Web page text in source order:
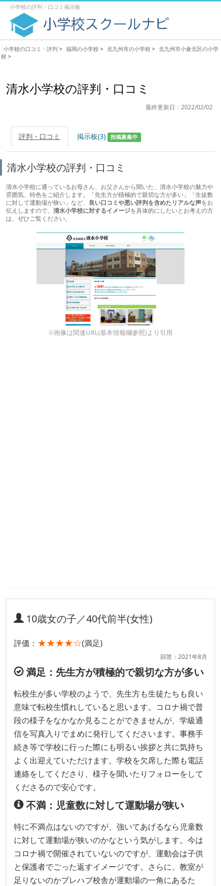
小学校の評判・口コミ掲示板
小学校の口コミ・評判 > 福岡の小学校 > 北九州市の小学校 > 北九州市小倉北区の小学
校 >
清水小学校の評判・口コミ
最終更新日：2022/02/02
評判・口コミ 掲示板(3) 投稿募集中
清水小学校の評判・口コミ
清水小学校に通っているお母さん、お父さんから聞いた、清水小学校の魅力や
雰囲気、特色をご紹介します。「先生方が積極的で親切な方が多い」「生徒数
に対して運動場が狭い」など、
良い口コミや悪い評判を含めたリアルな声をお
伝えしますので、 清水小学校に対するイメージを具体的にしたいとお考えの方
は、ぜひご覧ください。
※画像は関連URL(基本情報欄参照)より引用
10歳女の子／40代前半(女性)
評価： ★★★★☆(満足)
回答：2021年8月
満足：先生方が積極的で親切な方が多い
転校生が多い学校のようで、先生方も生徒たちも良い
意味で転校生慣れしていると思います。コロナ禍で普
段の様子をなかなか見ることができませんが、学級通
信を写真入りでまめに発行してくださいます。事務手
続き等で学校に行った際にも明るい挨拶と共に気持ち
よく出迎えていただけます。学校を欠席した際も電話
連絡をしてくださり、様子を聞いたりフォローをして
くださるので安心です。
不満：児童数に対して運動場が狭い
特に不満点はないのですが、強いてあげるなら児童数
に対して運動場が狭いのかなという気がします。今は
コロナ禍で開催されていないのですが、運動会は子供
と保護者でごった返すイメージです。さらに、教室が
足りないのかプレハブ校舎が運動場の一角にあるた